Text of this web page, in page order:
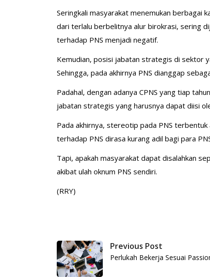
Seringkali masyarakat menemukan berbagai
dari terlalu berbelitnya alur birokrasi, sering
terhadap PNS menjadi negatif.
Kemudian, posisi jabatan strategis di sektor
Sehingga, pada akhirnya PNS dianggap
Padahal, dengan adanya CPNS yang tiap
jabatan strategis yang harusnya dapat diisi
Pada akhirnya, stereotip pada PNS
terhadap PNS dirasa kurang adil bagi para
Tapi, apakah masyarakat dapat disalahkan
akibat ulah oknum PNS sendiri.
(RRY)
Previous Post
Perlukah Bekerja Sesuai